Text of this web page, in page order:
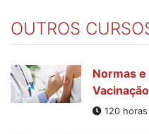
OUTROS
Normas
Vacinação
120 horas